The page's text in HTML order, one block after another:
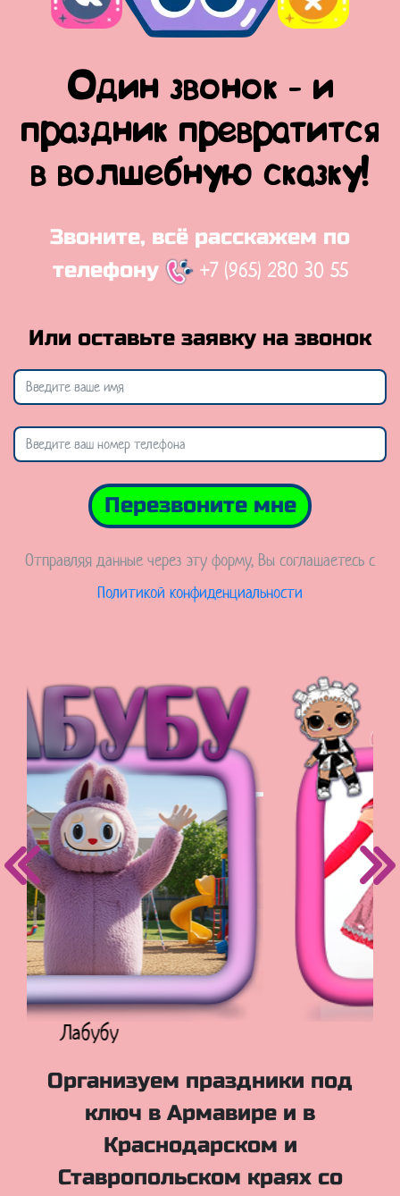
Один звонок - и
праздник превратится
в волшебную сказку!
Звоните, всё расскажем по
телефону
+7 (965) 280 30 55
Или оставьте заявку на звонок
Перезвоните мне
Отправляя данные через эту форму, Вы соглашаетесь с
Политикой конфиденциальности
Организуем праздники под
ключ в Армавире и в
Краснодарском и
Ставропольском краях со